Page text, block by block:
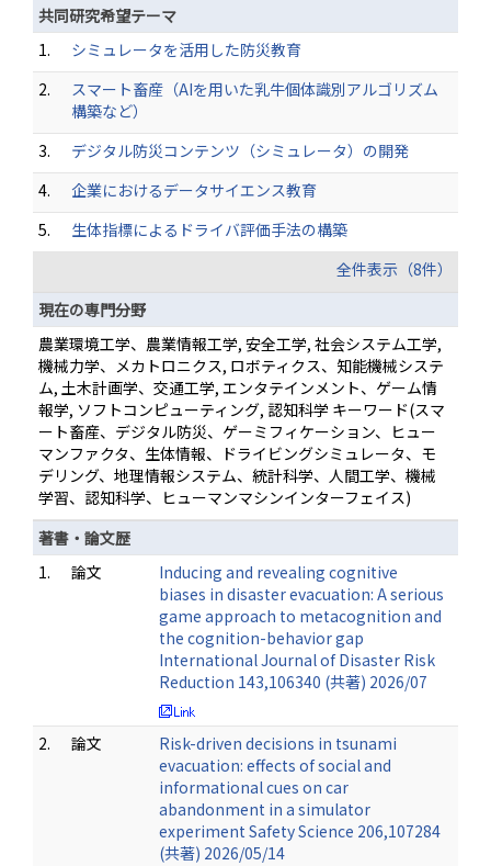
共同研究希望テーマ
1.
シミュレータを活用した防災教育
2.
スマート畜産（AIを用いた乳牛個体識別アルゴリズム
構築など）
3.
デジタル防災コンテンツ（シミュレータ）の開発
4.
企業におけるデータサイエンス教育
5.
生体指標によるドライバ評価手法の構築
全件表示（8件）
現在の専門分野
農業環境工学、農業情報工学, 安全工学, 社会システム工学,
機械力学、メカトロニクス, ロボティクス、知能機械システ
ム, 土木計画学、交通工学, エンタテインメント、ゲーム情
報学, ソフトコンピューティング, 認知科学 キーワード(スマ
ート畜産、デジタル防災、ゲーミフィケーション、ヒュー
マンファクタ、生体情報、ドライビングシミュレータ、モ
デリング、地理情報システム、統計科学、人間工学、機械
学習、認知科学、ヒューマンマシンインターフェイス)
著書・論文歴
1.
論文
Inducing and revealing cognitive
biases in disaster evacuation: A serious
game approach to metacognition and
the cognition-behavior gap
International Journal of Disaster Risk
Reduction 143,106340 (共著) 2026/07
2. 論文
Risk-driven decisions in tsunami
evacuation: effects of social and
informational cues on car
abandonment in a simulator
experiment Safety Science 206,107284
(共著) 2026/05/14